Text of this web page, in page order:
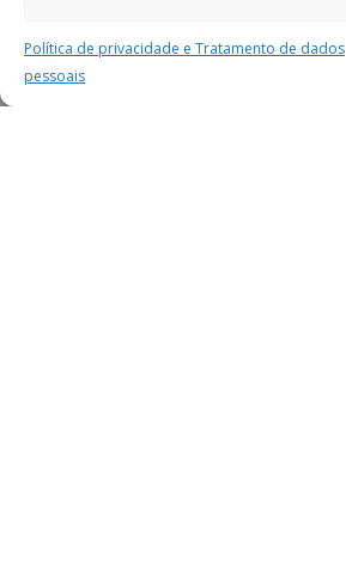
Política de privacidade e Tratamento de dados
pessoais